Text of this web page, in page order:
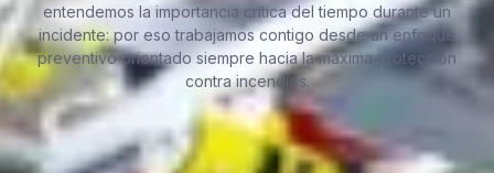
entendemos la importancia crítica del tiempo durante un
incidente: por eso trabajamos contigo desde un enfoque
preventivo orientado siempre hacia la máxima protección
contra incendios.